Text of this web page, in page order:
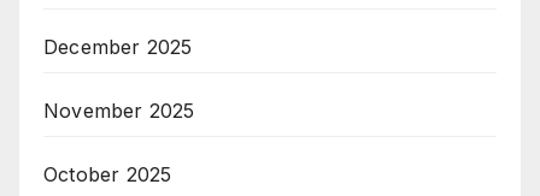
December 2025
November 2025
October 2025